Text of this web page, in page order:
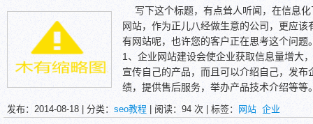
惯很轻易产生腻烦心理,这也就是为什么你
熟了这种觉得就消失了。在信息量较多的
习惯。
四、提升网站信息价值。
我们常常会发作这样的事情:明明记得有
起寄存在什么地方了。访问者也有相似困扰
网站建设到整个网站关闭也没有一个人看
方法！
写下这个标题，有点耸人听闻，在信息
网站，作为正儿八经做生意的公司，更应
有网站呢，也许您的客户正在思考这个问题
1、企业网站建设会使企业获取信息量增大
宣传自己的产品，而且可以介绍自己，发
绩，提供售后服务，举办产品技术介绍等等
2、企业网站建设会使企业信息更新更快，
快，通常几分钟之内就可以做到内容更新
发布：2014-08-18 | 分类： seo教程 | 阅读： 94 次 | 标签： 网站 企业